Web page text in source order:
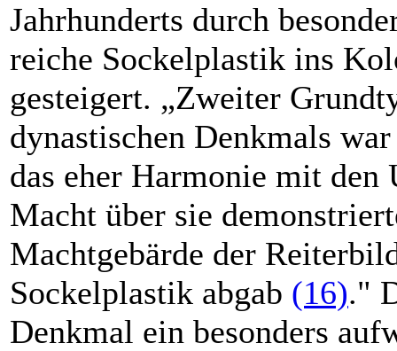
Jahrhunderts durch
reiche Sockelplastik ins
gesteigert. „Zweiter
dynastischen Denkmals
das eher Harmonie mit den
Macht über sie
Machtgebärde der
Sockelplastik abgab (16)."
Denkmal ein besonders